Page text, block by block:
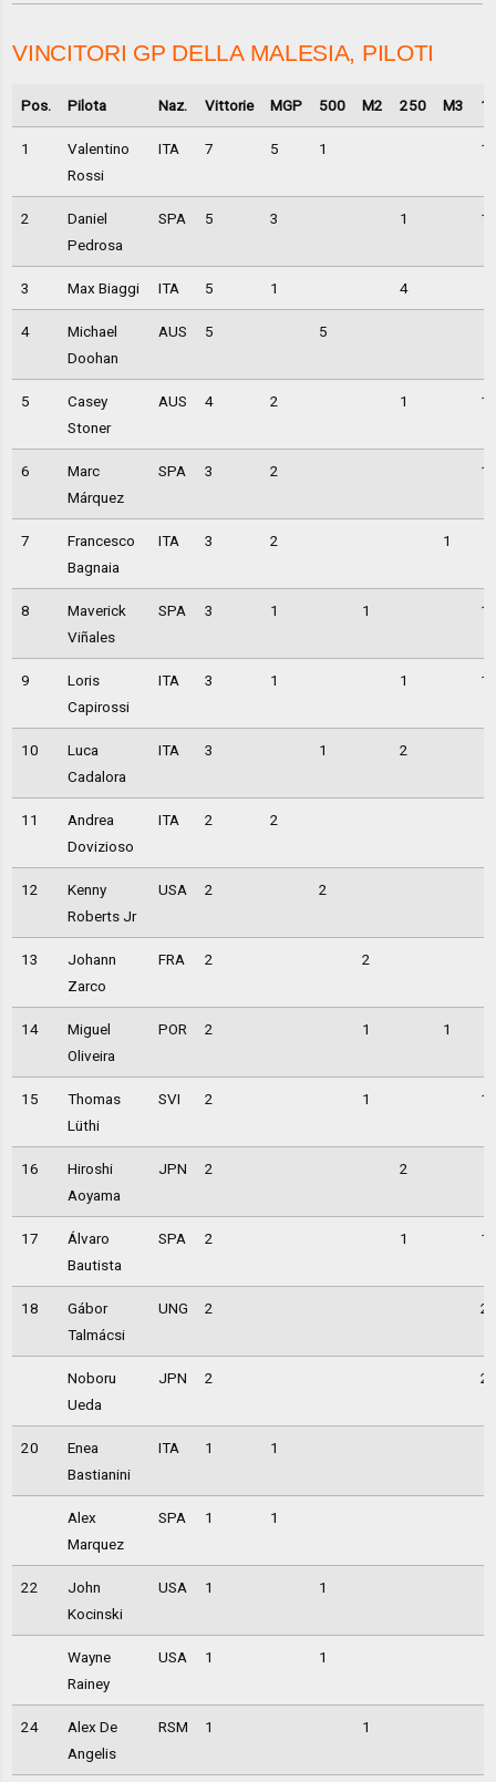
VINCITORI GP DELLA MALESIA, PILOTI
Pos. Pilota Naz. Vittorie MGP 500 M2 250 M3
1
Valentino
Rossi
ITA 7 5 1 1
2
Daniel
Pedrosa
SPA 5 3 1 1
3 Max Biaggi ITA 5 1 4
4
Michael
Doohan
AUS 5 5
5
Casey
Stoner
AUS 4 2 1 1
6
Marc
Márquez
SPA 3 2 1
7
Francesco
Bagnaia
ITA 3 2 1
8
Maverick
Viñales
SPA 3 1 1 1
9
Loris
Capirossi
ITA 3 1 1 1
10
Luca
Cadalora
ITA 3 1 2
11
Andrea
Dovizioso
ITA 2 2
12
Kenny
Roberts Jr
USA 2 2
13
Johann
Zarco
FRA 2 2
14
Miguel
Oliveira
POR 2 1 1
15
Thomas
Lüthi
SVI 2 1 1
16
Hiroshi
Aoyama
JPN 2 2
17
Álvaro
Bautista
SPA 2 1 1
18
Gábor
Talmácsi
UNG 2 2
Noboru
Ueda
JPN 2 2
20
Enea
Bastianini
ITA 1 1
Alex
Marquez
SPA 1 1
22
John
Kocinski
USA 1 1
Wayne
Rainey
USA 1 1
24
Alex De
Angelis
RSM 1 1